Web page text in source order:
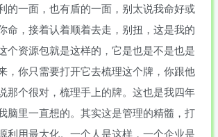
的一面，也有盾的一面，别太说我命好或
命，接着认着顺着去走，别扭，这是我的
个资源包就是这样的，它是也是不是也是
，你只需要打开它去梳理这个牌，你跟他
那个很对，梳理手上的牌。这也是我四年
脑里一直想的。其实这是管理的精髓，打
利用最大化。一个人是这样，一个企业是